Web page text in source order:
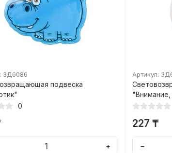
ЗД6086
подвеска
0
+
Артикул:
"Внимание,
227 ₸
−